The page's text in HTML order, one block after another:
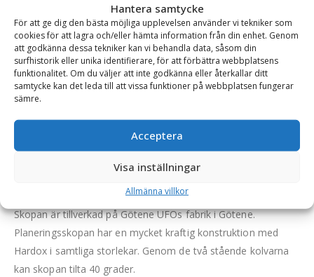
Hantera samtycke
För att ge dig den bästa möjliga upplevelsen använder vi tekniker som
cookies för att lagra och/eller hämta information från din enhet. Genom
att godkänna dessa tekniker kan vi behandla data, såsom din
surfhistorik eller unika identifierare, för att förbättra webbplatsens
funktionalitet. Om du väljer att inte godkänna eller återkallar ditt
samtycke kan det leda till att vissa funktioner på webbplatsen fungerar
sämre.
Acceptera
Visa inställningar
Allmänna villkor
Se alla produkter inom samma kategori
Hydrauliska Planeringsskopor
BESKRIVNING
Planeringsskopa HD – hydraulisk, fäste SMP 105, volym
2100 liter, bredd 2200 mm
Hydraulisk planeringsskopa i HD-utförande av högsta kvalitet.
Skopan är tillverkad på Götene UFOs fabrik i Götene.
Planeringsskopan har en mycket kraftig konstruktion med
Hardox i samtliga storlekar. Genom de två stående kolvarna
kan skopan tilta 40 grader.